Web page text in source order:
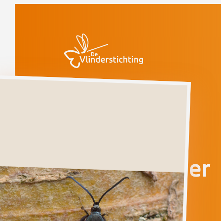
Appelwespvlinder
SYNANTHEDON
MYOPAEFORMIS